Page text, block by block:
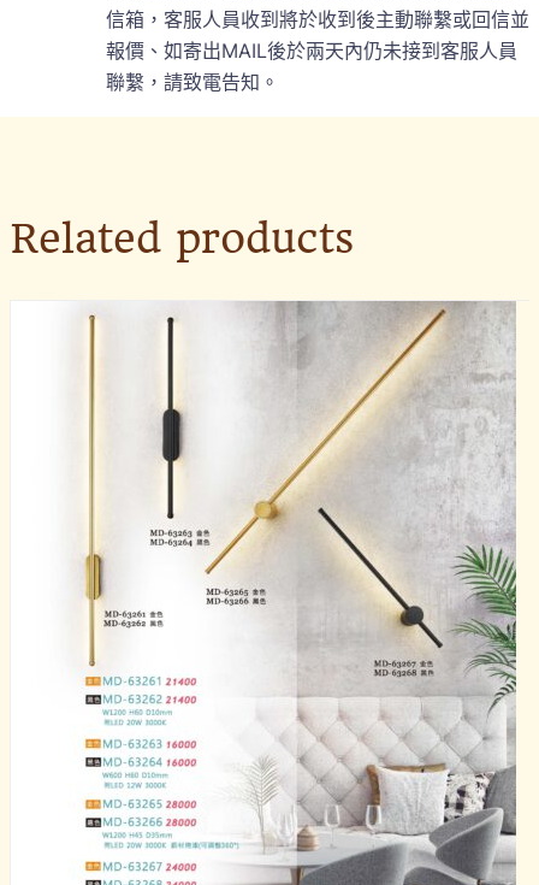
信箱，客服人員收到將於收到後主動聯繫或回信並
報價、如寄出MAIL後於兩天內仍未接到客服人員
聯繫，請致電告知。
Related products